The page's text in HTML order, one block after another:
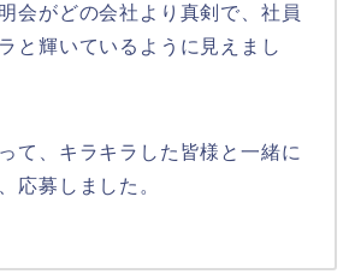
会がどの会社より真剣で、社員
と輝いているように見えまし
て、キラキラした皆様と一緒に
応募しました。